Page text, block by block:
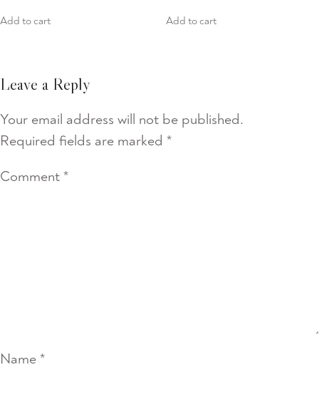
Add to cart Add to cart
Leave a Reply
Your email address will not be published.
Required fields are marked *
Comment *
Name *